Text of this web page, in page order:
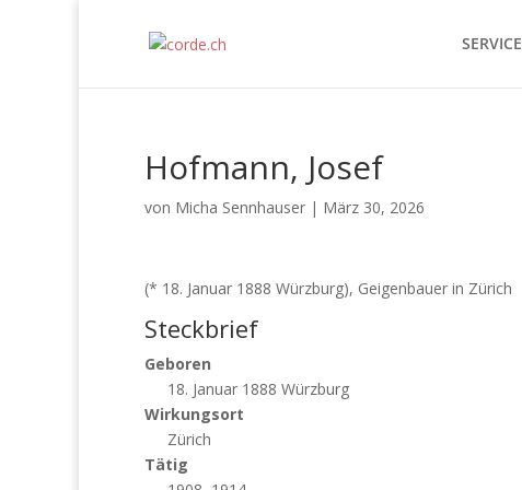
SERVICE
Hofmann, Josef
von Micha Sennhauser | März 30, 2026
(* 18. Januar 1888 Würzburg), Geigenbauer in Zürich
Steckbrief
Geboren
18. Januar 1888 Würzburg
Wirkungsort
Zürich
Tätig